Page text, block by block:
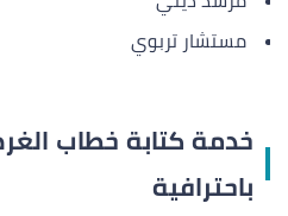
مستشار تربوي
خدمة كتابة خطاب
باحترافية